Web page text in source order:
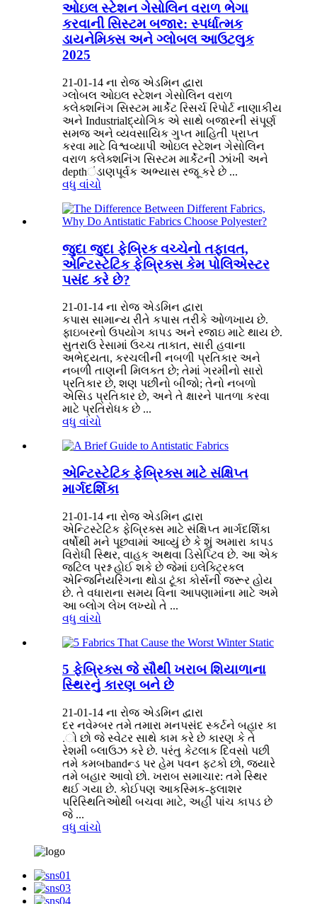
ઓઇલ સ્ટેશન ગેસોલિન વરાળ ભેગા
કરવાની સિસ્ટમ બજાર: સ્પર્ધાત્મક
ડાયનેમિક્સ અને ગ્લોબલ આઉટલુક
2025
21-01-14 ના રોજ એડમિન દ્વારા
ગ્લોબલ ઓઇલ સ્ટેશન ગેસોલિન વરાળ
કલેક્શનિંગ સિસ્ટમ માર્કેટ રિસર્ચ રિપોર્ટ નાણાકીય
અને Industrialદ્યોગિક એ સાથે બજારની સંપૂર્ણ
સમજ અને વ્યવસાયિક ગુપ્ત માહિતી પ્રાપ્ત
કરવા માટે વિશ્વવ્યાપી ઓઇલ સ્ટેશન ગેસોલિન
વરાળ કલેક્શનિંગ સિસ્ટમ માર્કેટની ઝાંખી અને
depthંડાણપૂર્વક અભ્યાસ રજૂ કરે છે ...
વધુ વાંચો
જુદા જુદા ફેબ્રિક વચ્ચેનો તફાવત,
એન્ટિસ્ટેટિક ફેબ્રિક્સ કેમ પોલિએસ્ટર
પસંદ કરે છે?
21-01-14 ના રોજ એડમિન દ્વારા
કપાસ સામાન્ય રીતે કપાસ તરીકે ઓળખાય છે.
ફાઇબરનો ઉપયોગ કાપડ અને રજાઇ માટે થાય છે.
સુતરાઉ રેસામાં ઉચ્ચ તાકાત, સારી હવાના
અભેદ્યતા, કરચલીની નબળી પ્રતિકાર અને
નબળી તાણની મિલકત છે; તેમાં ગરમીનો સારો
પ્રતિકાર છે, શણ પછીનો બીજો; તેનો નબળો
એસિડ પ્રતિકાર છે, અને તે ક્ષારને પાતળા કરવા
માટે પ્રતિરોધક છે ...
વધુ વાંચો
એન્ટિસ્ટેટિક ફેબ્રિક્સ માટે સંક્ષિપ્ત
માર્ગદર્શિકા
21-01-14 ના રોજ એડમિન દ્વારા
એન્ટિસ્ટેટિક ફેબ્રિક્સ માટે સંક્ષિપ્ત માર્ગદર્શિકા
વર્ષોથી મને પૂછવામાં આવ્યું છે કે શું અમારા કાપડ
વિરોધી સ્થિર, વાહક અથવા ડિસેપ્ટિવ છે. આ એક
જટિલ પ્રશ્ન હોઈ શકે છે જેમાં ઇલેક્ટ્રિકલ
એન્જિનિયરિંગના થોડા ટૂંકા કોર્સની જરૂર હોય
છે. તે વધારાના સમય વિના આપણામાંના માટે અમે
આ બ્લોગ લેખ લખ્યો તે ...
વધુ વાંચો
5 ફેબ્રિક્સ જે સૌથી ખરાબ શિયાળાના
સ્થિરનું કારણ બને છે
21-01-14 ના રોજ એડમિન દ્વારા
દર નવેમ્બર તમે તમારા મનપસંદ સ્કર્ટને બહાર કા
.ો છો જે સ્વેટર સાથે કામ કરે છે કારણ કે તે
રેશમી બ્લાઉઝ કરે છે. પરંતુ કેટલાક દિવસો પછી
તમે કમબbandન્ડ પર હેમ પવન ફટકો છો, જ્યારે
તમે બહાર આવો છો. ખરાબ સમાચાર: તમે સ્થિર
થઈ ગયા છે. કોઈપણ આકસ્મિક-ફ્લાશર
પરિસ્થિતિઓથી બચવા માટે, અહીં પાંચ કાપડ છે
જે ...
વધુ વાંચો